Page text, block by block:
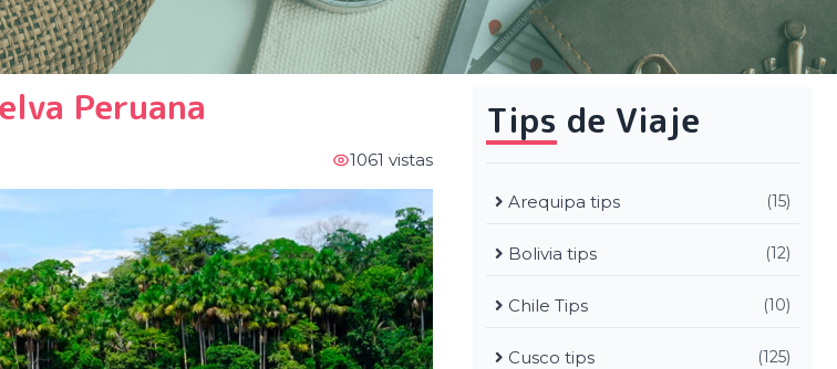
Peruana
1061 vistas
Tips de Viaje
Arequipa tips (15)
Bolivia tips (12)
Chile Tips (10)
Cusco tips (125)